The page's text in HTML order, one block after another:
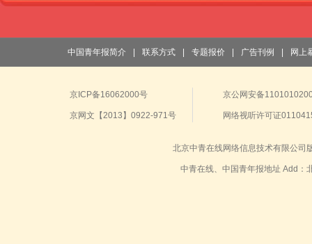
中国青年报简介 联系方式 专题报价 广告刊例 网上
京ICP备16062000号
京网文【2013】0922-971号
京公网安备
网络视听许可证
北京中青在线网络信息技术有限公
中青在线、中国青年报地址 Add：